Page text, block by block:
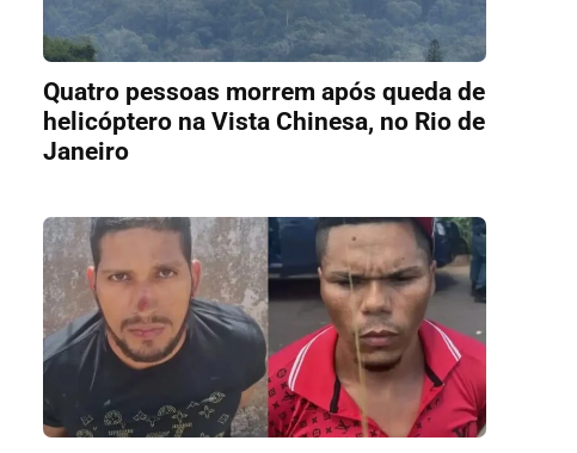
Quatro pessoas morrem após queda de
helicóptero na Vista Chinesa, no Rio de
Janeiro